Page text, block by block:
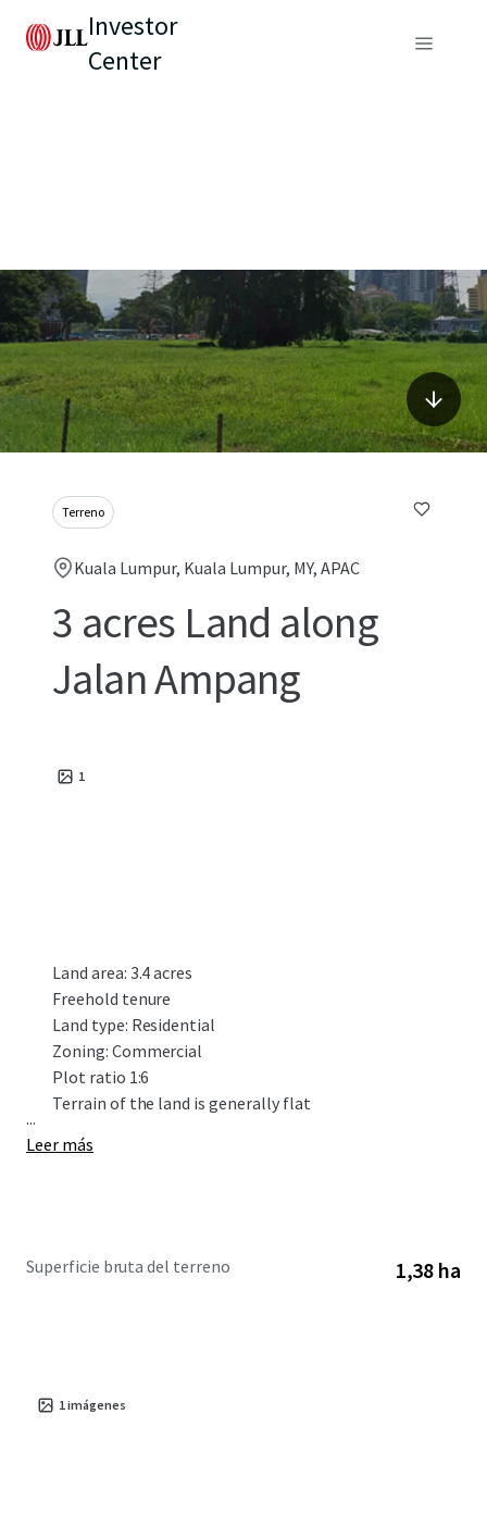
Investor
Center
Terreno
Kuala Lumpur, Kuala Lumpur, MY, APAC
3 acres Land along
Jalan Ampang
1
Land area: 3.4 acres
Freehold tenure
Land type: Residential
Zoning: Commercial
Plot ratio 1:6
Terrain of the land is generally flat
...
Leer más
Superficie bruta del terreno 1,38 ha
1imágenes